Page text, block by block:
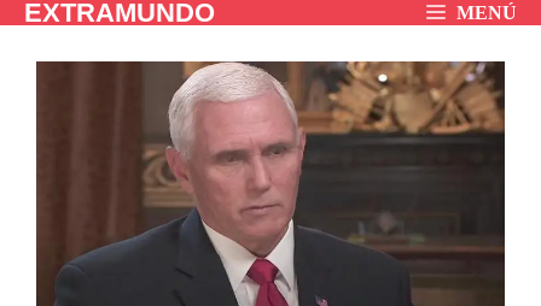
SaltarEXTRAMUNDO MENÚ